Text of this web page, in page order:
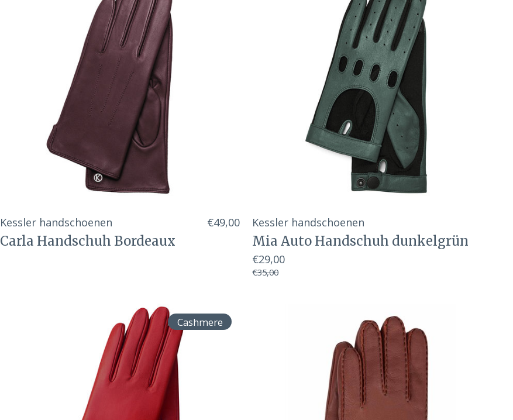
Kessler handschoenen
Carla Handschuh Bordeaux
€49,00 Kessler handschoenen
Mia Auto Handschuh dunkelgrün
€29,00
€35,00
Cashmere